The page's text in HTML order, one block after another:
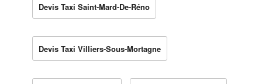
Devis Taxi Saint-Mard-De-Réno
Devis Taxi Villiers-Sous-Mortagne